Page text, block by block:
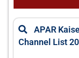
APAR
Channel List